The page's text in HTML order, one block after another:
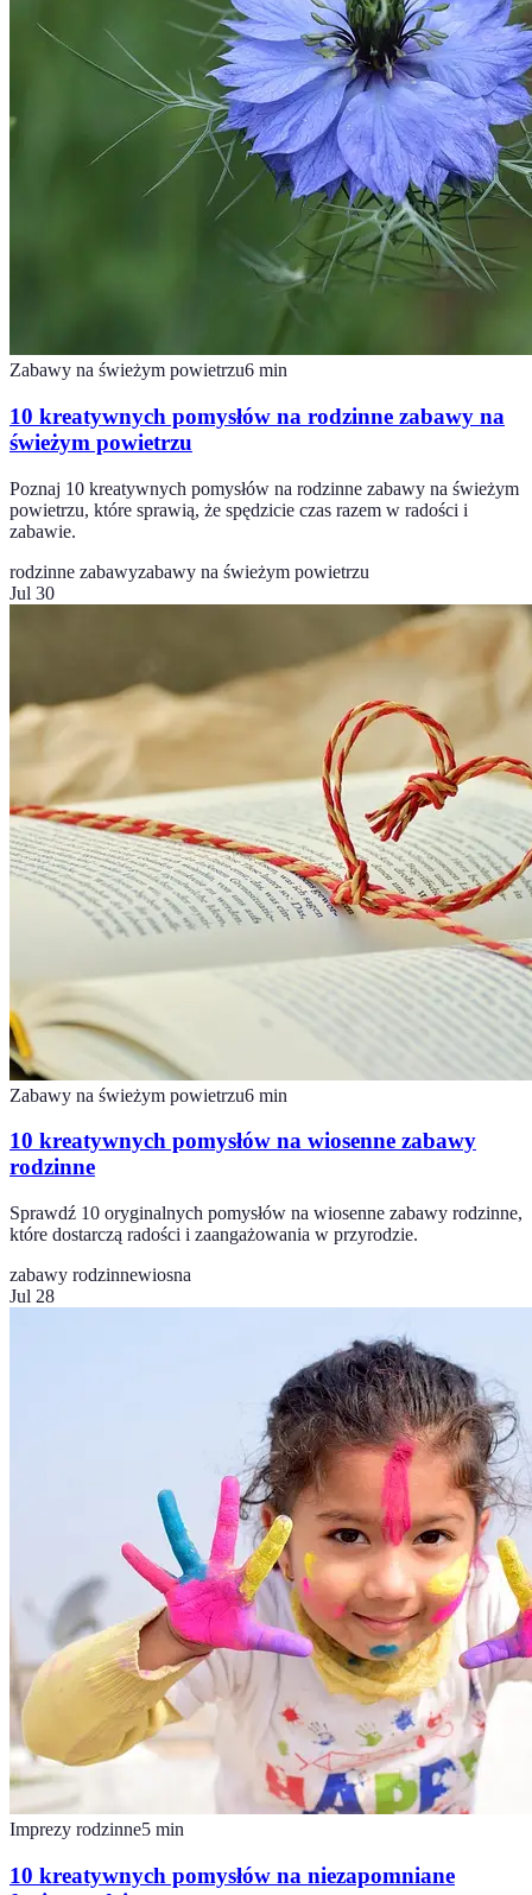
Zabawy na świeżym powietrzu6 min
10 kreatywnych pomysłów na rodzinne zabawy na
świeżym powietrzu
Poznaj 10 kreatywnych pomysłów na rodzinne zabawy na świeżym
powietrzu, które sprawią, że spędzicie czas razem w radości i
zabawie.
rodzinne zabawyzabawy na świeżym powietrzu
Jul 30
Zabawy na świeżym powietrzu6 min
10 kreatywnych pomysłów na wiosenne zabawy
rodzinne
Sprawdź 10 oryginalnych pomysłów na wiosenne zabawy rodzinne,
które dostarczą radości i zaangażowania w przyrodzie.
zabawy rodzinnewiosna
Jul 28
Imprezy rodzinne5 min
10 kreatywnych pomysłów na niezapomniane